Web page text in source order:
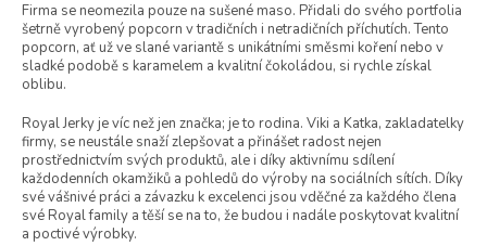
Firma se neomezila pouze na sušené maso. Přidali do svého portfolia
šetrně vyrobený popcorn v tradičních i netradičních příchutích. Tento
popcorn, ať už ve slané variantě s unikátními směsmi koření nebo v
sladké podobě s karamelem a kvalitní čokoládou, si rychle získal
oblibu.
Royal Jerky je víc než jen značka; je to rodina. Viki a Katka, zakladatelky
firmy, se neustále snaží zlepšovat a přinášet radost nejen
prostřednictvím svých produktů, ale i díky aktivnímu sdílení
každodenních okamžiků a pohledů do výroby na sociálních sítích. Díky
své vášnivé práci a závazku k excelenci jsou vděčné za každého člena
své Royal family a těší se na to, že budou i nadále poskytovat kvalitní
a poctivé výrobky.